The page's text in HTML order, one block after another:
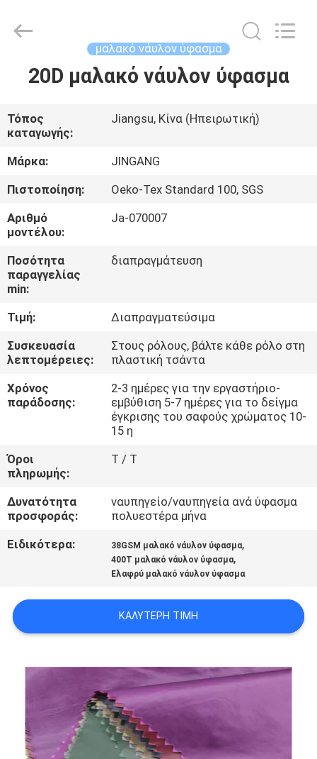
ΣΠΊΤΙ
ΠΡΟΪΌΝΤΑ
ΠΕΡΊΠΟΥ
ΕΜΕΊΣ
ΓΎΡΟΣ
ΕΡΓΟΣΤΑΣΊΩΝ
ΠΟΙΟΤΙΚΌΣ
ΈΛΕΓΧΟΣ
ΕΛΆΤΕ
ΕΠΑΦΉ
ΜΕ
ΕΙΔΉΣΕΙΣ
ΠΕΡΙΠΤΏΣΕΙΣ
COMPANY
NEWS
SITEMAP
PRIVACY
POLICY
Textile
Co.,Ltd.
μαλακό νάυλον ύφασμα
20D μαλακό νάυλον ύφασμα
Τόπος
καταγωγής:
Jiangsu, Κίνα (Ηπειρωτική)
Μάρκα:
JINGANG
Πιστοποίηση:
Oeko-Tex Standard 100, SGS
Αριθμό
μοντέλου:
Ja-070007
Ποσότητα
παραγγελίας
min:
διαπραγμάτευση
Τιμή:
Διαπραγματεύσιμα
Συσκευασία
λεπτομέρειες:
Στους ρόλους, βάλτε κάθε ρόλο στη
πλαστική τσάντα
Χρόνος
παράδοσης:
2-3 ημέρες για την εργαστήριο-
εμβύθιση 5-7 ημέρες για το δείγμα
έγκρισης του σαφούς χρώματος 10-
15 η
Όροι
πληρωμής:
T / T
Δυνατότητα
προσφοράς:
ναυπηγείο/ναυπηγεία ανά ύφασμα
πολυεστέρα μήνα
Ειδικότερα:
38GSM μαλακό νάυλον ύφασμα,
400T μαλακό νάυλον ύφασμα,
Ελαφρύ μαλακό νάυλον ύφασμα
ΚΑΛΎΤΕΡΗ ΤΙΜΉ